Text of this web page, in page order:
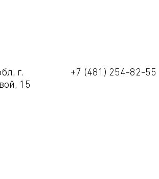
г.
15
+7 (481) 254-82-55